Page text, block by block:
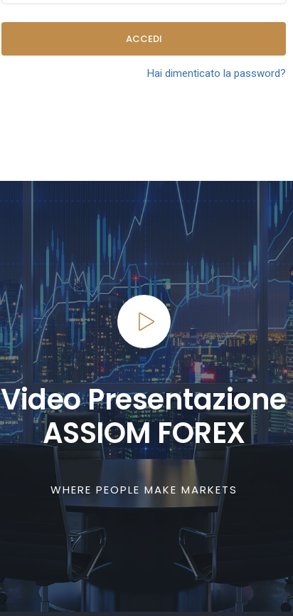
ACCEDI
Hai dimenticato la password?
Video Presentazione
ASSIOM FOREX
WHERE PEOPLE MAKE MARKETS